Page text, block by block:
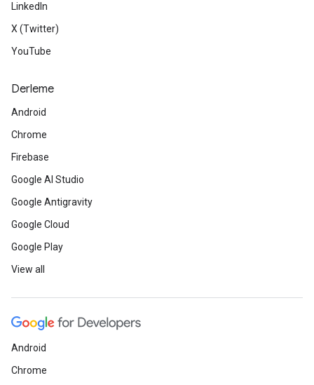
LinkedIn
X (Twitter)
YouTube
Derleme
Android
Chrome
Firebase
Google AI Studio
Google Antigravity
Google Cloud
Google Play
View all
Android
Chrome